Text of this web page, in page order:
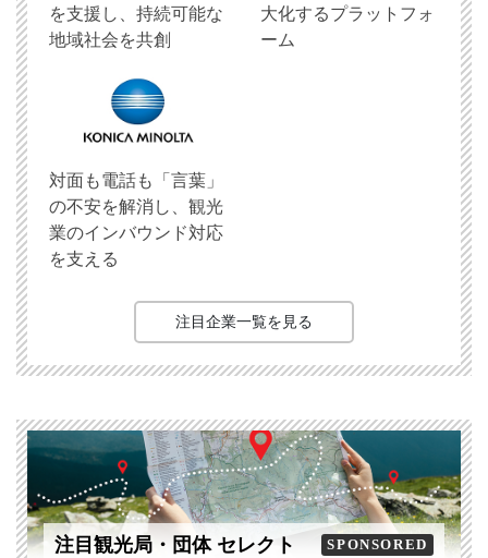
を支援し、持続可能な
地域社会を共創
大化するプラットフォ
ーム
対面も電話も「言葉」
の不安を解消し、観光
業のインバウンド対応
を支える
注目企業一覧を見る
注目観光局・団体 セレクト SPONSORED